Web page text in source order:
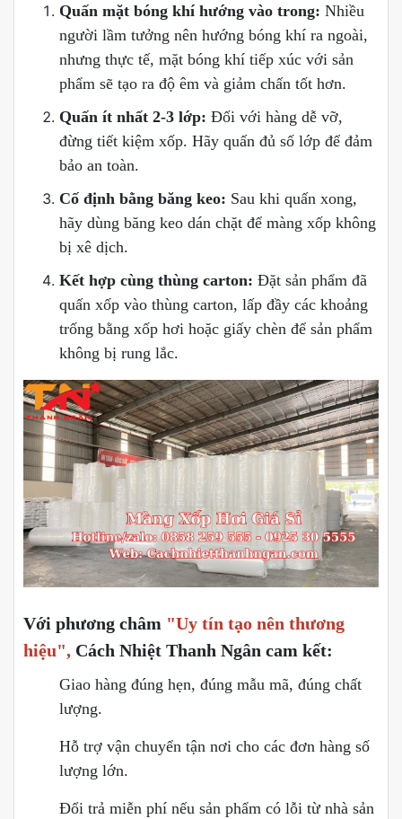
Quấn mặt bóng khí hướng vào trong: Nhiều
người lầm tưởng nên hướng bóng khí ra ngoài,
nhưng thực tế, mặt bóng khí tiếp xúc với sản
phẩm sẽ tạo ra độ êm và giảm chấn tốt hơn.
Quấn ít nhất 2-3 lớp: Đối với hàng dễ vỡ,
đừng tiết kiệm xốp. Hãy quấn đủ số lớp để đảm
bảo an toàn.
Cố định bằng băng keo: Sau khi quấn xong,
hãy dùng băng keo dán chặt để màng xốp không
bị xê dịch.
Kết hợp cùng thùng carton: Đặt sản phẩm đã
quấn xốp vào thùng carton, lấp đầy các khoảng
trống bằng xốp hơi hoặc giấy chèn để sản phẩm
không bị rung lắc.
Với phương châm "Uy tín tạo nên thương
hiệu", Cách Nhiệt Thanh Ngân cam kết:
Giao hàng đúng hẹn, đúng mẫu mã, đúng chất
lượng.
Hỗ trợ vận chuyển tận nơi cho các đơn hàng số
lượng lớn.
Đổi trả miễn phí nếu sản phẩm có lỗi từ nhà sản